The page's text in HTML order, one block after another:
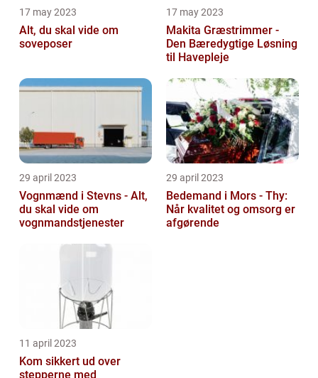
17 may 2023
Alt, du skal vide om
soveposer
17 may 2023
Makita Græstrimmer -
Den Bæredygtige Løsning
til Havepleje
29 april 2023
Vognmænd i Stevns - Alt,
du skal vide om
vognmandstjenester
29 april 2023
Bedemand i Mors - Thy:
Når kvalitet og omsorg er
afgørende
11 april 2023
Kom sikkert ud over
stepperne med